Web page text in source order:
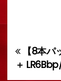
投
稿
【8本パ
＋